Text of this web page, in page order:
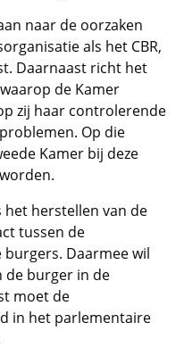
naar de oorzaken
als het CBR,
Daarnaast richt het
de Kamer
zij haar controlerende
Op die
Kamer bij deze
het herstellen van de
tussen de
Daarmee wil
de burger in de
moet de
in het parlementaire